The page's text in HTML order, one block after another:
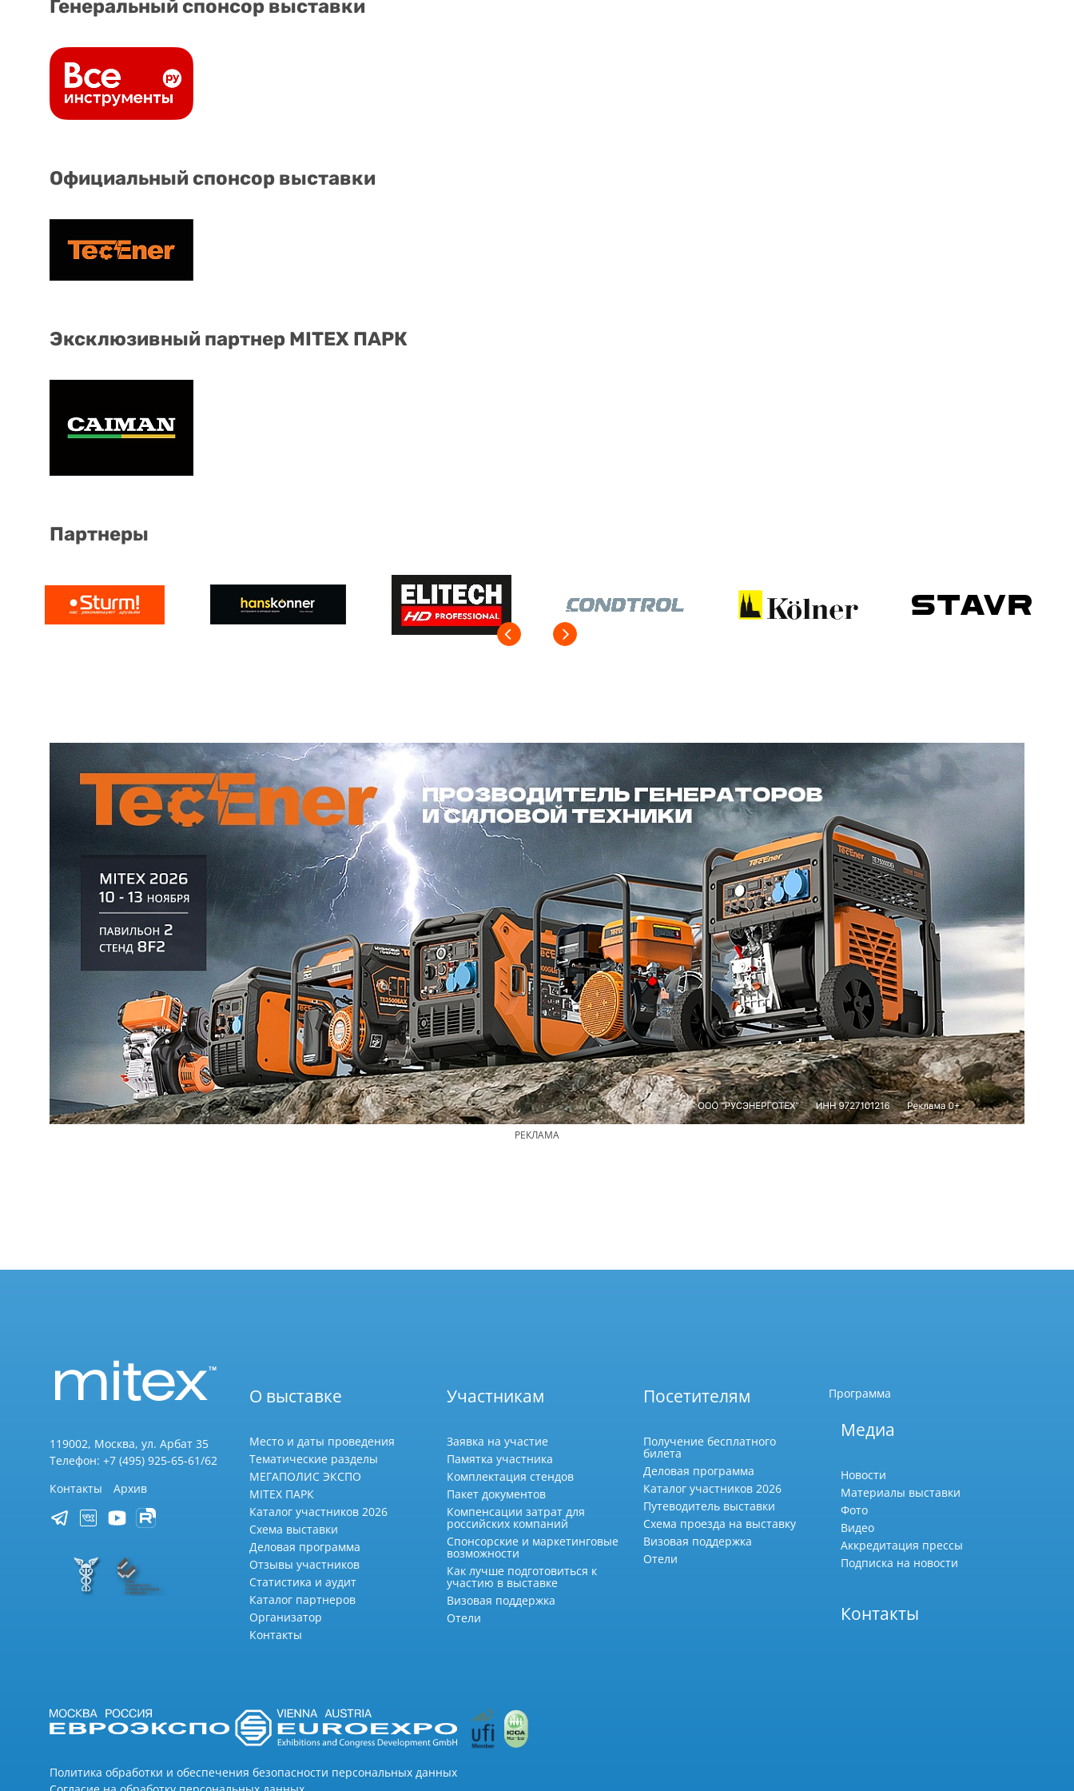
Генеральный спонсор выставки
Официальный спонсор выставки
Эксклюзивный партнер MITEX ПАРК
Партнеры
РЕКЛАМА
119002, Москва, ул. Арбат 35
Телефон: +7 (495) 925-65-61/62
Контакты
Архив
О выставке
Место и даты проведения
Тематические разделы
МЕГАПОЛИС ЭКСПО
MITEX ПАРК
Каталог участников 2026
Схема выставки
Деловая программа
Отзывы участников
Статистика и аудит
Каталог партнеров
Организатор
Контакты
Участникам
Заявка на участие
Памятка участника
Комплектация стендов
Пакет документов
Компенсации затрат для
российских компаний
Спонсорские и маркетинговые
возможности
Как лучше подготовиться к
участию в выставке
Визовая поддержка
Отели
Посетителям
Получение бесплатного
билета
Деловая программа
Каталог участников 2026
Путеводитель выставки
Схема проезда на выставку
Визовая поддержка
Отели
Программа
Медиа
Новости
Материалы выставки
Фото
Видео
Аккредитация прессы
Подписка на новости
Контакты
Политика обработки и обеспечения безопасности персональных данных